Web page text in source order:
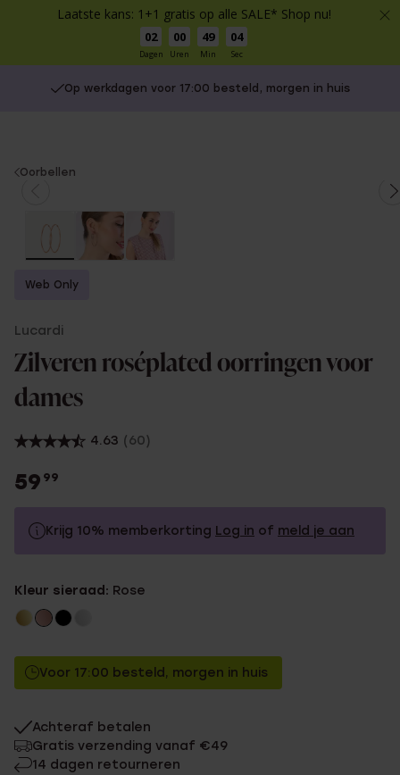
Laatste kans: 1+1 gratis op alle SALE* Shop nu!
02
Dagen
00
Uren
49
Min
03
Sec
Op werkdagen voor 17:00 besteld, morgen in huis
You
Oorbellen
Web Only
Lucardi
Zilveren roséplated oorringen voor
dames
4.63 (60)
59 99
Krijg 10% memberkorting Log in of meld je aan
Zonder memberkorting
Kleur sieraad: Rose
Voor 17:00 besteld, morgen in huis
Achteraf betalen
Gratis verzending vanaf €49
14 dagen retourneren